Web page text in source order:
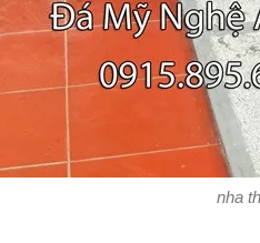
nha